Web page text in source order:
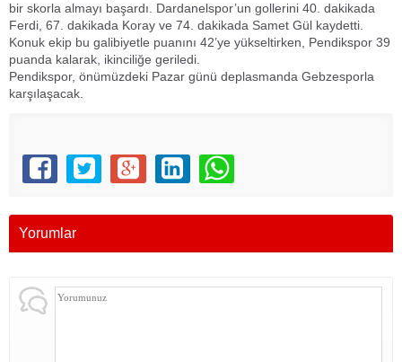
bir skorla almayı başardı. Dardanelspor’un gollerini 40. dakikada
Ferdi, 67. dakikada Koray ve 74. dakikada Samet Gül kaydetti.
Konuk ekip bu galibiyetle puanını 42’ye yükseltirken, Pendikspor 39
puanda kalarak, ikinciliğe geriledi.
Pendikspor, önümüzdeki Pazar günü deplasmanda Gebzesporla
karşılaşacak.
Yorumlar